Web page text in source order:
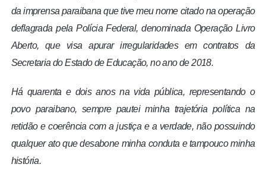
da imprensa paraibana que tive meu nome citado na operação
deflagrada pela Polícia Federal, denominada Operação Livro
Aberto, que visa apurar irregularidades em contratos da
Secretaria do Estado de Educação, no ano de 2018.
Há quarenta e dois anos na vida pública, representando o
povo paraibano, sempre pautei minha trajetória política na
retidão e coerência com a justiça e a verdade, não possuindo
qualquer ato que desabone minha conduta e tampouco minha
história.